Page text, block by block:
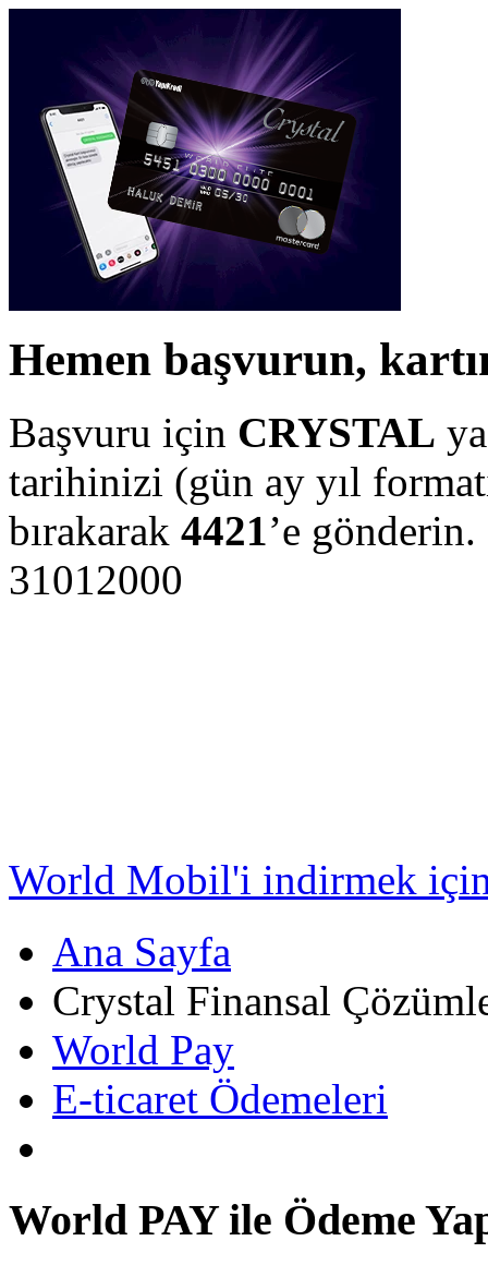
Hemen başvurun,
Başvuru için CRYSTAL
tarihinizi (gün ay yıl
bırakarak 4421’e
31012000
World Mobil'i indirmek
Ana Sayfa
Crystal Finansal
World Pay
E-ticaret Ödemeleri
World PAY ile Ödeme